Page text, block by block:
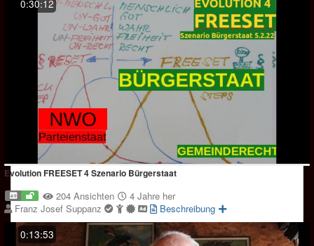
0:30:12
Evolution FREESET 4 Szenario Bürgerstaat
204 Ansichten
4 Jahre her
Franz Josef Suppanz
Beschreibung
0:13:53